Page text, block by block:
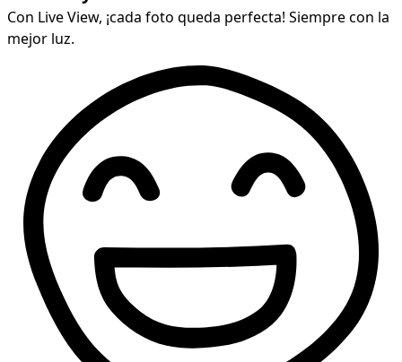
Con Live View, ¡cada foto queda perfecta! Siempre con la
mejor luz.